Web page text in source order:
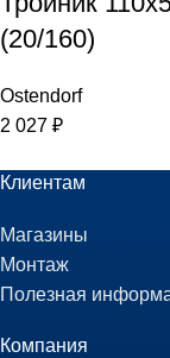
(20/160)
Ostendorf
2 027 ₽
Клиентам
Магазины
Монтаж
Полезная
Компания